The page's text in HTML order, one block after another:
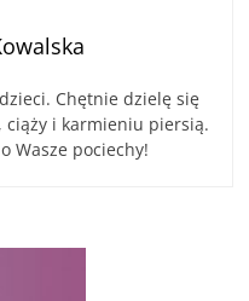
Chętnie dzielę się
i karmieniu piersią.
Wasze pociechy!